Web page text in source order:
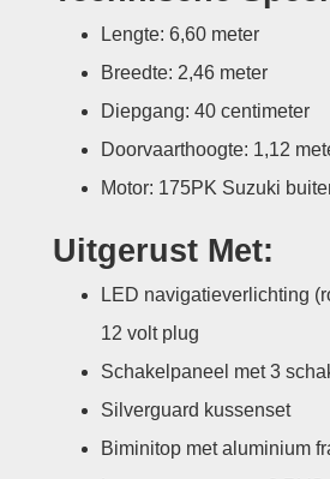
Lengte: 6,60 meter
Breedte: 2,46 meter
Diepgang: 40 centimeter
Doorvaarthoogte: 1,12
Motor: 175PK Suzuki
Uitgerust Met:
LED navigatieverlichting
12 volt plug
Schakelpaneel met 3
Silverguard kussenset
Biminitop met aluminium